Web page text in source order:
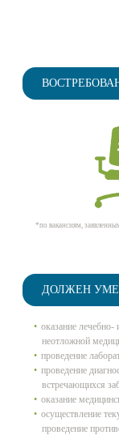
*по вакансиям,
ДОЛЖЕН
оказание
неотложной
проведение
проведение
встречающихся
оказание
осуществление
проведение